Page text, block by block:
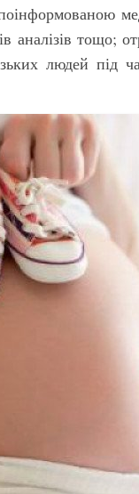
аналізів тощо;
людей під